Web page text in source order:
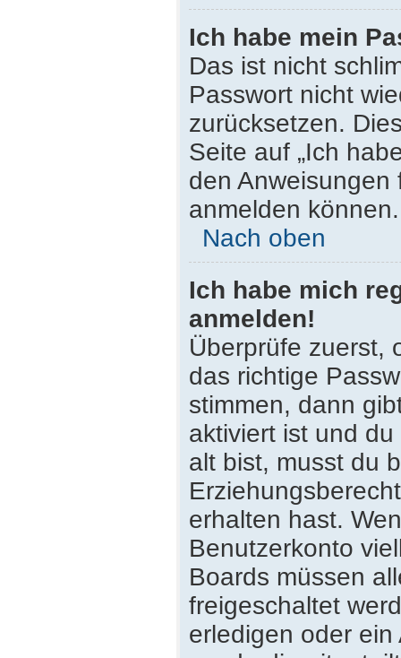
Ich habe mein
Das ist nicht
Passwort nicht
zurücksetzen.
Seite auf „Ich
den
anmelden können.
Nach oben
Ich habe mich
anmelden!
Überprüfe zuerst,
das richtige
stimmen, dann
aktiviert ist und
alt bist, musst du
erhalten hast.
Benutzerkonto
Boards müssen
freigeschaltet
erledigen oder